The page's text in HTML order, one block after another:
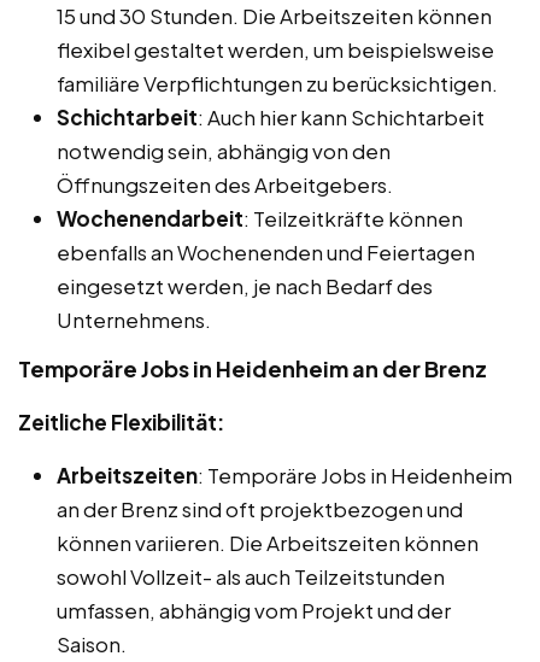
15 und 30 Stunden. Die Arbeitszeiten können
flexibel gestaltet werden, um beispielsweise
familiäre Verpflichtungen zu berücksichtigen.
Schichtarbeit: Auch hier kann Schichtarbeit
notwendig sein, abhängig von den
Öffnungszeiten des Arbeitgebers.
Wochenendarbeit: Teilzeitkräfte können
ebenfalls an Wochenenden und Feiertagen
eingesetzt werden, je nach Bedarf des
Unternehmens.
Temporäre Jobs in Heidenheim an der Brenz
Zeitliche Flexibilität:
Arbeitszeiten: Temporäre Jobs in Heidenheim
an der Brenz sind oft projektbezogen und
können variieren. Die Arbeitszeiten können
sowohl Vollzeit- als auch Teilzeitstunden
umfassen, abhängig vom Projekt und der
Saison.